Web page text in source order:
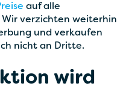
auf alle
verzichten weiterhin
und verkaufen
nicht an Dritte.
wird